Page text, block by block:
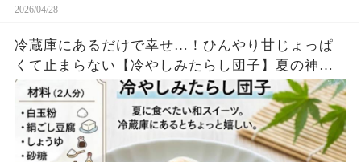
2026/04/28
冷蔵庫にあるだけで幸せ…！ひんやり甘じょっぱ
くて止まらない【冷やしみたらし団子】夏の神レ
シピ